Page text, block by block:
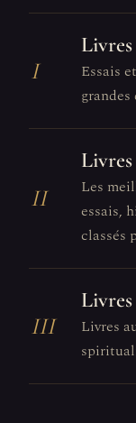
I
Essais
II
Les
essais,
classés
III
Livres